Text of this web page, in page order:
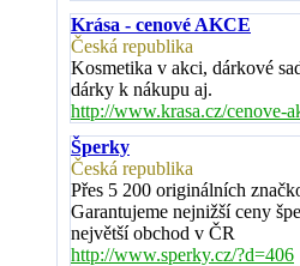
Krása - cenové AKCE
Česká republika
Kosmetika v akci, dárkové
dárky k nákupu aj.
http://www.krasa.cz/cenove-
Šperky
Česká republika
Přes 5 200 originálních
Garantujeme nejnižší ceny
největší obchod v ČR
http://www.sperky.cz/?d=406